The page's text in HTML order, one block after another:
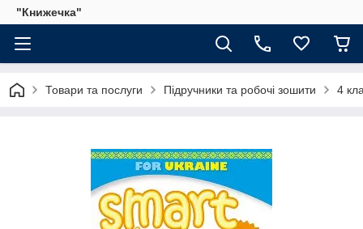
"Книжечка"
Товари та послуги Підручники та робочі зошити 4